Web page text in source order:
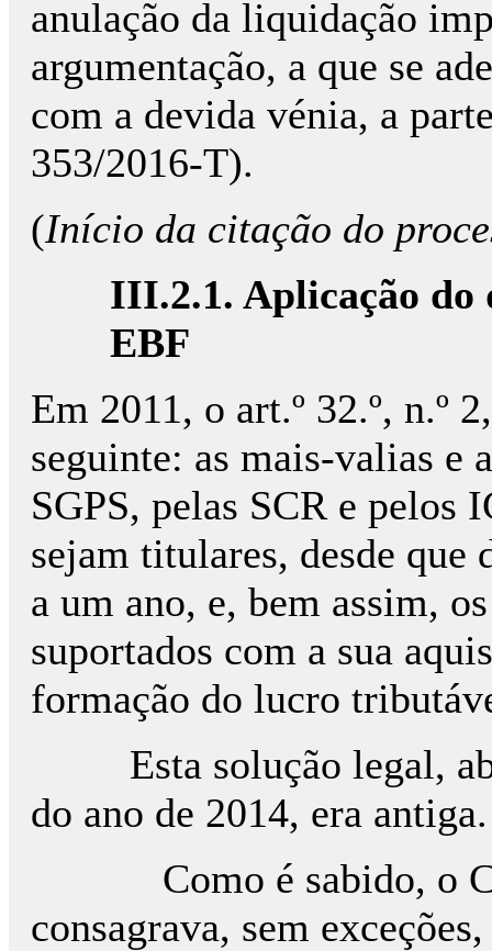
anulação da liquidação
argumentação, a que se
com a devida vénia, a
353/2016-T).
(Início da citação do
III.2.1. Aplicação do
EBF
Em 2011, o art.º 32.º, n.º
seguinte: as mais-valias e
SGPS, pelas SCR e pelos
sejam titulares, desde
a um ano, e, bem assim,
suportados com a sua
formação do lucro
Esta solução legal,
do ano de 2014, era antiga.
Como é sabido, o
consagrava, sem